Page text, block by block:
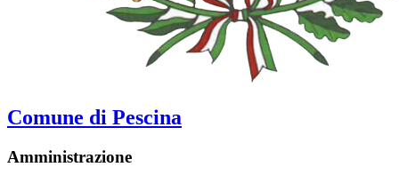
Comune di Pescina
Amministrazione